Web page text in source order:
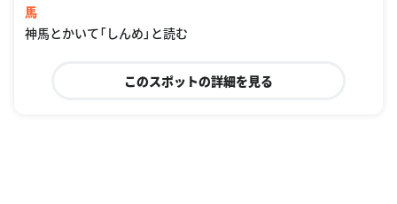
馬
神馬とかいて「しんめ」と読む
このスポットの詳細を見る